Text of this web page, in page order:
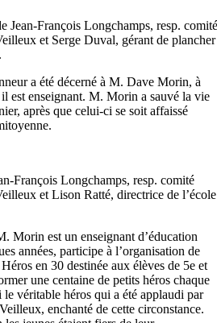
Jean-François Longchamps, resp. comité
et Serge Duval, gérant de plancher
a été décerné à M. Dave Morin, à
est enseignant. M. Morin a sauvé la vie
après que celui-ci se soit affaissé
François Longchamps, resp. comité
et Lison Ratté, directrice de l’école
Morin est un enseignant d’éducation
années, participe à l’organisation de
en 30 destinée aux élèves de 5e et
une centaine de petits héros chaque
le véritable héros qui a été applaudi par
enchanté de cette circonstance.